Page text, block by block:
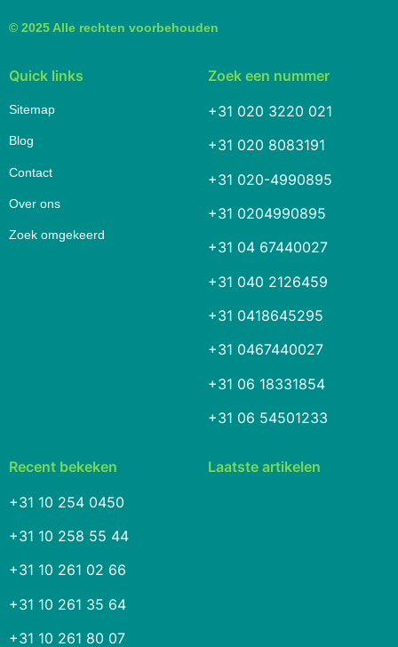
© 2025 Alle rechten voorbehouden
Quick links
Sitemap
Blog
Contact
Over ons
Zoek omgekeerd
Zoek een nummer
+31 020 3220 021
+31 020 8083191
+31 020-4990895
+31 0204990895
+31 04 67440027
+31 040 2126459
+31 0418645295
+31 0467440027
+31 06 18331854
+31 06 54501233
Recent bekeken
+31 10 254 0450
+31 10 258 55 44
+31 10 261 02 66
+31 10 261 35 64
+31 10 261 80 07
Laatste artikelen